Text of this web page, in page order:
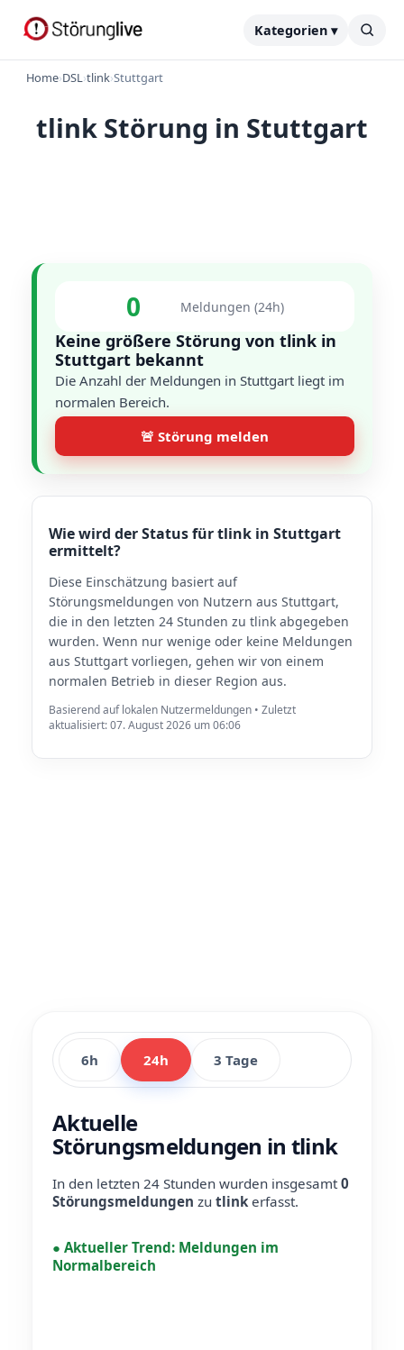
Kategorien ▾
Home›DSL›tlink›Stuttgart
tlink Störung in Stuttgart
0 Meldungen (24h)
Keine größere Störung von tlink in
Stuttgart bekannt
Die Anzahl der Meldungen in Stuttgart liegt im
normalen Bereich.
🚨 Störung melden
Wie wird der Status für tlink in Stuttgart
ermittelt?
Diese Einschätzung basiert auf
Störungsmeldungen von Nutzern aus Stuttgart,
die in den letzten 24 Stunden zu tlink abgegeben
wurden. Wenn nur wenige oder keine Meldungen
aus Stuttgart vorliegen, gehen wir von einem
normalen Betrieb in dieser Region aus.
Basierend auf lokalen Nutzermeldungen • Zuletzt
aktualisiert: 07. August 2026 um 06:06
6h 24h 3 Tage
Aktuelle
Störungsmeldungen in tlink
In den letzten 24 Stunden wurden insgesamt0
Störungsmeldungen zu tlinkerfasst.
● Aktueller Trend: Meldungen im
Normalbereich